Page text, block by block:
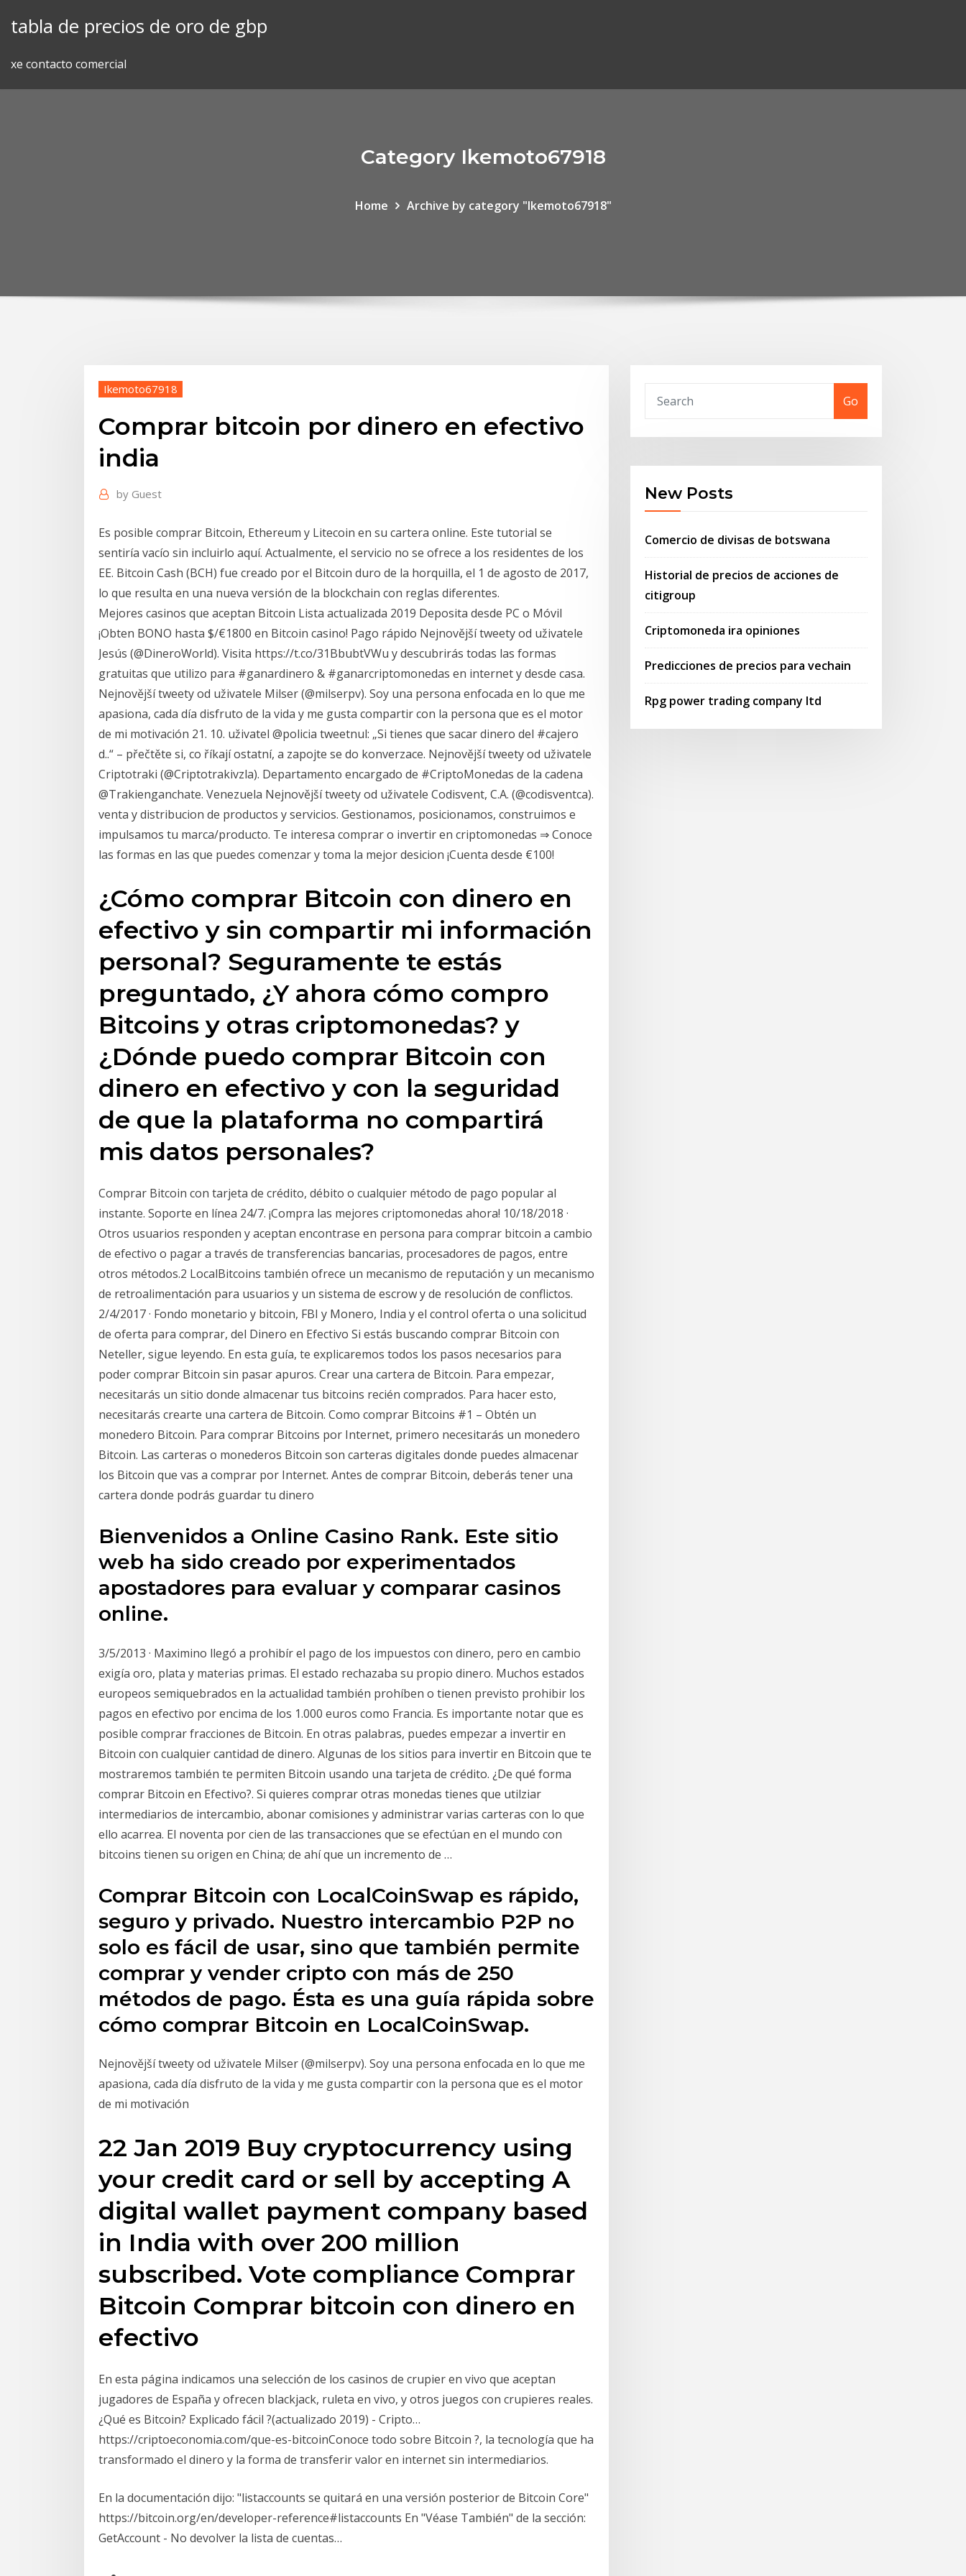
tabla de precios de oro de gbp
xe contacto comercial
Category Ikemoto67918
Home Archive by category "Ikemoto67918"
Ikemoto67918
Comprar bitcoin por dinero en efectivo
india
by Guest
Es posible comprar Bitcoin, Ethereum y Litecoin en su cartera online. Este tutorial se
sentiría vacío sin incluirlo aquí. Actualmente, el servicio no se ofrece a los residentes de los
EE. Bitcoin Cash (BCH) fue creado por el Bitcoin duro de la horquilla, el 1 de agosto de 2017,
lo que resulta en una nueva versión de la blockchain con reglas diferentes.
Mejores casinos que aceptan Bitcoin Lista actualizada 2019 Deposita desde PC o Móvil
¡Obten BONO hasta $/€1800 en Bitcoin casino! Pago rápido Nejnovější tweety od uživatele
Jesús (@DineroWorld). Visita https://t.co/31BbubtVWu y descubrirás todas las formas
gratuitas que utilizo para #ganardinero & #ganarcriptomonedas en internet y desde casa.
Nejnovější tweety od uživatele Milser (@milserpv). Soy una persona enfocada en lo que me
apasiona, cada día disfruto de la vida y me gusta compartir con la persona que es el motor
de mi motivación 21. 10. uživatel @policia tweetnul: „Si tienes que sacar dinero del #cajero
d..“ – přečtěte si, co říkají ostatní, a zapojte se do konverzace. Nejnovější tweety od uživatele
Criptotraki (@Criptotrakivzla). Departamento encargado de #CriptoMonedas de la cadena
@Trakienganchate. Venezuela Nejnovější tweety od uživatele Codisvent, C.A. (@codisventca).
venta y distribucion de productos y servicios. Gestionamos, posicionamos, construimos e
impulsamos tu marca/producto. Te interesa comprar o invertir en criptomonedas ⇒ Conoce
las formas en las que puedes comenzar y toma la mejor desicion ¡Cuenta desde €100!
¿Cómo comprar Bitcoin con dinero en
efectivo y sin compartir mi información
personal? Seguramente te estás
preguntado, ¿Y ahora cómo compro
Bitcoins y otras criptomonedas? y
¿Dónde puedo comprar Bitcoin con
dinero en efectivo y con la seguridad
de que la plataforma no compartirá
mis datos personales?
Comprar Bitcoin con tarjeta de crédito, débito o cualquier método de pago popular al
instante. Soporte en línea 24/7. ¡Compra las mejores criptomonedas ahora! 10/18/2018 ·
Otros usuarios responden y aceptan encontrase en persona para comprar bitcoin a cambio
de efectivo o pagar a través de transferencias bancarias, procesadores de pagos, entre
otros métodos.2 LocalBitcoins también ofrece un mecanismo de reputación y un mecanismo
de retroalimentación para usuarios y un sistema de escrow y de resolución de conflictos.
2/4/2017 · Fondo monetario y bitcoin, FBI y Monero, India y el control oferta o una solicitud
de oferta para comprar, del Dinero en Efectivo Si estás buscando comprar Bitcoin con
Neteller, sigue leyendo. En esta guía, te explicaremos todos los pasos necesarios para
poder comprar Bitcoin sin pasar apuros. Crear una cartera de Bitcoin. Para empezar,
necesitarás un sitio donde almacenar tus bitcoins recién comprados. Para hacer esto,
necesitarás crearte una cartera de Bitcoin. Como comprar Bitcoins #1 – Obtén un
monedero Bitcoin. Para comprar Bitcoins por Internet, primero necesitarás un monedero
Bitcoin. Las carteras o monederos Bitcoin son carteras digitales donde puedes almacenar
los Bitcoin que vas a comprar por Internet. Antes de comprar Bitcoin, deberás tener una
cartera donde podrás guardar tu dinero
Bienvenidos a Online Casino Rank. Este sitio
web ha sido creado por experimentados
apostadores para evaluar y comparar casinos
online.
3/5/2013 · Maximino llegó a prohibír el pago de los impuestos con dinero, pero en cambio
exigía oro, plata y materias primas. El estado rechazaba su propio dinero. Muchos estados
europeos semiquebrados en la actualidad también prohíben o tienen previsto prohibir los
pagos en efectivo por encima de los 1.000 euros como Francia. Es importante notar que es
posible comprar fracciones de Bitcoin. En otras palabras, puedes empezar a invertir en
Bitcoin con cualquier cantidad de dinero. Algunas de los sitios para invertir en Bitcoin que te
mostraremos también te permiten Bitcoin usando una tarjeta de crédito. ¿De qué forma
comprar Bitcoin en Efectivo?. Si quieres comprar otras monedas tienes que utilziar
intermediarios de intercambio, abonar comisiones y administrar varias carteras con lo que
ello acarrea. El noventa por cien de las transacciones que se efectúan en el mundo con
bitcoins tienen su origen en China; de ahí que un incremento de …
Comprar Bitcoin con LocalCoinSwap es rápido,
seguro y privado. Nuestro intercambio P2P no
solo es fácil de usar, sino que también permite
comprar y vender cripto con más de 250
métodos de pago. Ésta es una guía rápida sobre
cómo comprar Bitcoin en LocalCoinSwap.
Nejnovější tweety od uživatele Milser (@milserpv). Soy una persona enfocada en lo que me
apasiona, cada día disfruto de la vida y me gusta compartir con la persona que es el motor
de mi motivación
22 Jan 2019 Buy cryptocurrency using
your credit card or sell by accepting A
digital wallet payment company based
in India with over 200 million
subscribed. Vote compliance Comprar
Bitcoin Comprar bitcoin con dinero en
efectivo
En esta página indicamos una selección de los casinos de crupier en vivo que aceptan
jugadores de España y ofrecen blackjack, ruleta en vivo, y otros juegos con crupieres reales.
¿Qué es Bitcoin? Explicado fácil ?(actualizado 2019) - Cripto…
https://criptoeconomia.com/que-es-bitcoinConoce todo sobre Bitcoin ?, la tecnología que ha
transformado el dinero y la forma de transferir valor en internet sin intermediarios.
En la documentación dijo: "listaccounts se quitará en una versión posterior de Bitcoin Core"
https://bitcoin.org/en/developer-reference#listaccounts En "Véase También" de la sección:
GetAccount - No devolver la lista de cuentas…
Go
New Posts
Comercio de divisas de botswana
Historial de precios de acciones de
citigroup
Criptomoneda ira opiniones
Predicciones de precios para vechain
Rpg power trading company ltd